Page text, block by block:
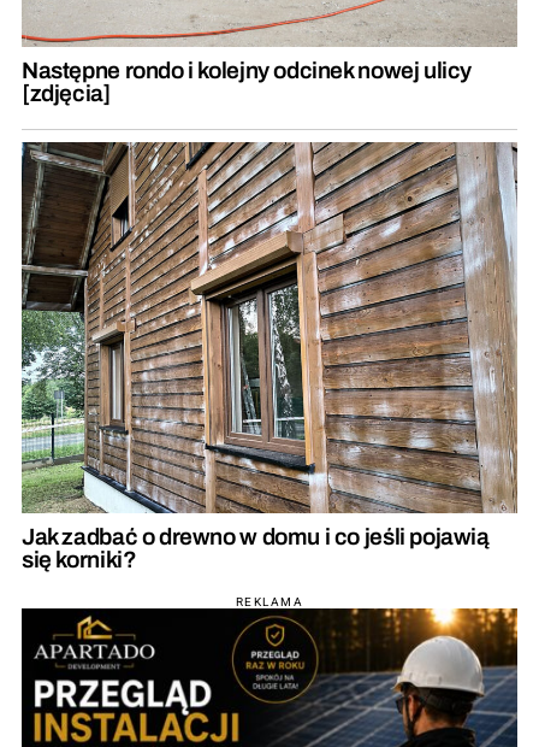
Następne rondo i kolejny odcinek nowej ulicy
[zdjęcia]
Jak zadbać o drewno w domu i co jeśli pojawią
się korniki?
REKLAMA